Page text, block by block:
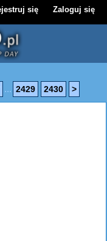
się Zaloguj się
... 2429 2430 >